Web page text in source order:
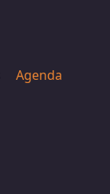
Agenda